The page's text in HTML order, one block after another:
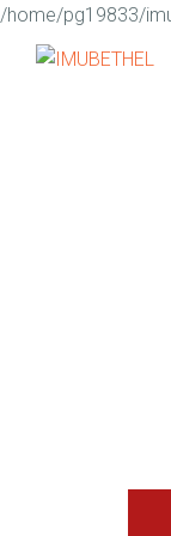
/home/pg19833/